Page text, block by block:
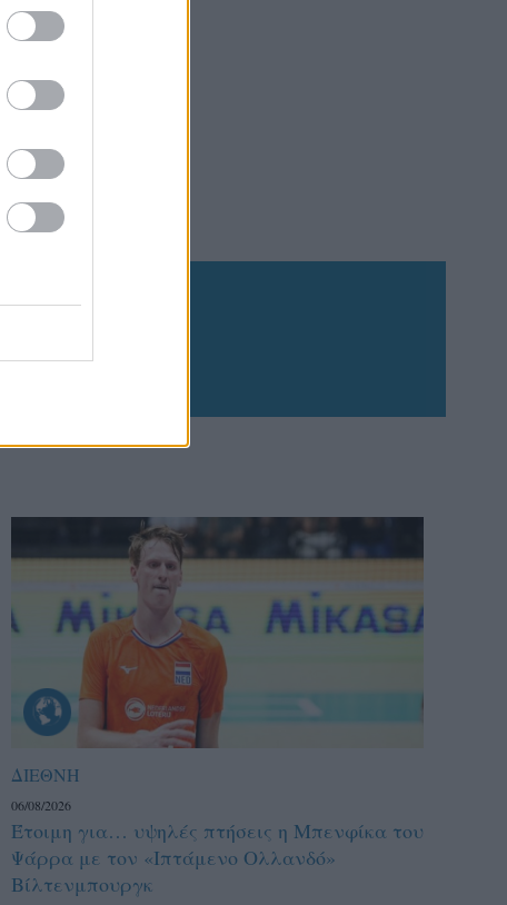
ΔΙΕΘΝΗ
06/08/2026
Έτοιμη για… υψηλές πτήσεις η Μπενφίκα του
Ψάρρα με τον «Ιπτάμενο Ολλανδό»
Βίλτενμπουργκ